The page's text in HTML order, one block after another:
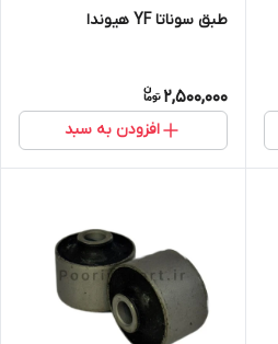
طبق سوناتا YF هیوندا
2,500,000
افزودن به سبد